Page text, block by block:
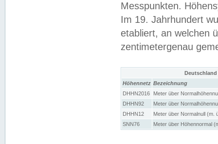
Messpunkten.
Im 19. Jahrhundert
etabliert, an welchen
zentimetergenau
Höhennetz Bezeichnung
DHHN2016
Meter über
DHHN92
Meter über
DHHN12
Meter über Normalnull (m.
SNN76
Meter über Höhennormal